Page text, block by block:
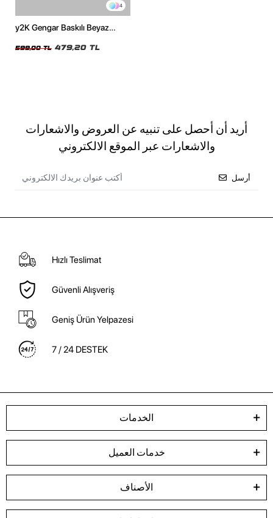
4
y2K Gengar Baskılı Beyaz
599,00 TL 479,20 TL
أريد أن أحصل على تنبيه عن العروض والاشعارات
والاشعارات عبر الموقع الالكتروني
أرسل
Hızlı Teslimat
Güvenli Alışveriş
Geniş Ürün Yelpazesi
7 / 24 DESTEK
الخدمات
خدمات العميل
الأصناف